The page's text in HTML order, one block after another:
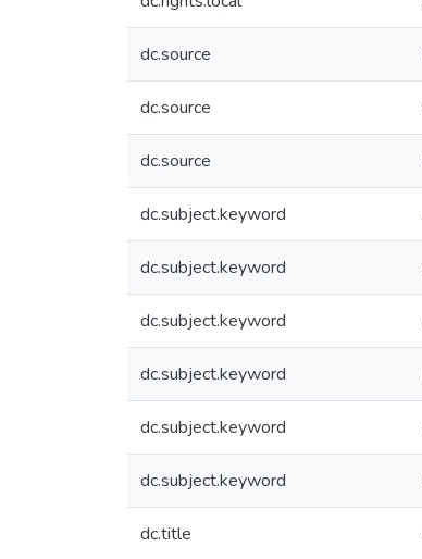
dc.source
dc.source
dc.source
dc.subject.keyword
dc.subject.keyword
dc.subject.keyword
dc.subject.keyword
dc.subject.keyword
dc.subject.keyword
dc.title